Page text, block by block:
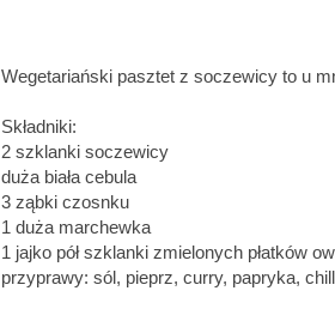
Wegetariański pasztet z soczewicy to u
Składniki:
2 szklanki soczewicy
duża biała cebula
3 ząbki czosnku
1 duża marchewka
1 jajko pół szklanki zmielonych płatków
przyprawy: sól, pieprz, curry, papryka,